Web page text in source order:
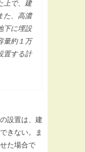
上で、建
た、高濃
下に埋設
量約１万
置する計
設置は、建
きない。ま
た場合で